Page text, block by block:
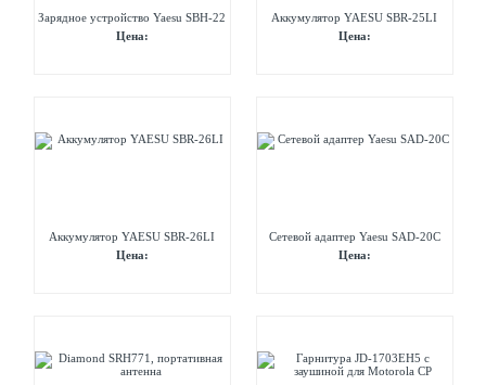
Зарядное устройство Yaesu SBH-22
Цена:
Аккумулятор YAESU SBR-25LI
Цена:
Аккумулятор YAESU SBR-26LI
Цена:
Сетевой адаптер Yaesu SAD-20C
Цена: